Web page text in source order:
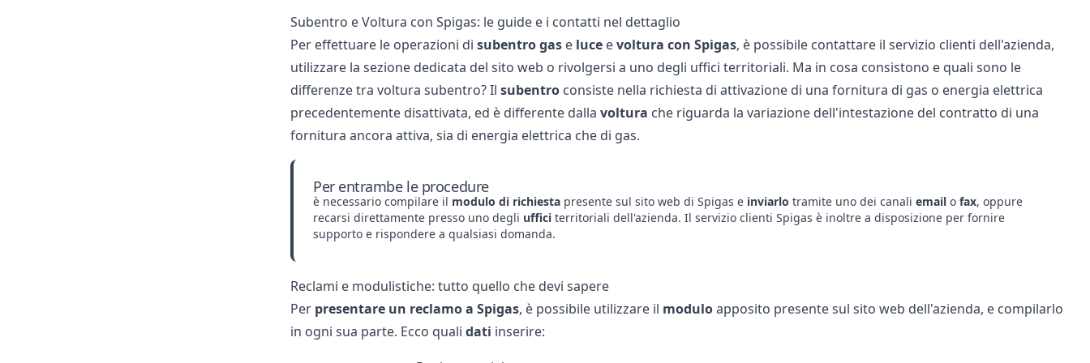
Subentro e Voltura con Spigas: le guide e i contatti nel dettaglio
Per effettuare le operazioni di subentro gase luceevoltura con Spigas, è possibile contattare il servizio clienti dell'azienda,
utilizzare la sezione dedicata del sito web o rivolgersi a uno degli uffici territoriali. Ma in cosa consistono e quali sono le
differenze tra voltura subentro? Il subentroconsiste nella richiesta di attivazione di una fornitura di gas o energia elettrica
precedentemente disattivata, ed è differente dalla voltura che riguarda la variazione dell'intestazione del contratto di una
fornitura ancora attiva, sia di energia elettrica che di gas.
Per entrambe le procedure
è necessario compilare il modulo di richiestapresente sul sito web di Spigas e inviarlo tramite uno dei canali emailo fax, oppure
recarsi direttamente presso uno degli ufficiterritoriali dell'azienda. Il servizio clienti Spigas è inoltre a disposizione per fornire
supporto e rispondere a qualsiasi domanda.
Reclami e modulistiche: tutto quello che devi sapere
Per presentare un reclamo a Spigas, è possibile utilizzare il moduloapposito presente sul sito web dell'azienda, e compilarlo
in ogni sua parte. Ecco quali dati inserire: